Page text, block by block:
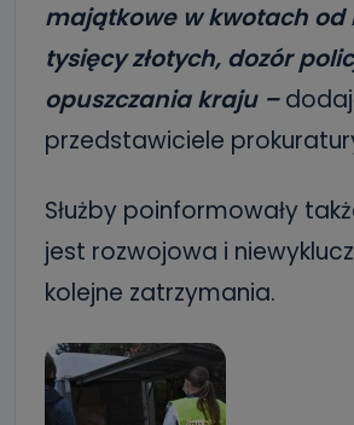
majątkowe w kwotach od
tysięcy złotych, dozór
opuszczania kraju –
przedstawiciele
Służby poinformowały
jest rozwojowa i
kolejne zatrzymania.